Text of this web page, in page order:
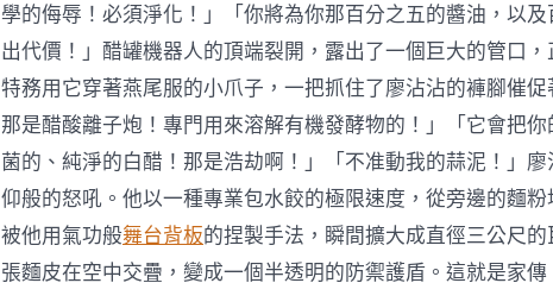
學的侮辱！必須淨化！」「你將為你那百分之五的醬油，以
出代價！」醋罐機器人的頂端裂開，露出了一個巨大的管口
特務用它穿著燕尾服的小爪子，一把抓住了廖沾沾的褲腳催促
那是醋酸離子炮！專門用來溶解有機發酵物的！」「它會把
菌的、純淨的白醋！那是浩劫啊！」「不准動我的蒜泥！」
仰般的怒吼。他以一種專業包水餃的極限速度，從旁邊的麵
被他用氣功般舞台背板的捏製手法，瞬間擴大成直徑三公尺
張麵皮在空中交疊，變成一個半透明的防禦護盾。這就是家